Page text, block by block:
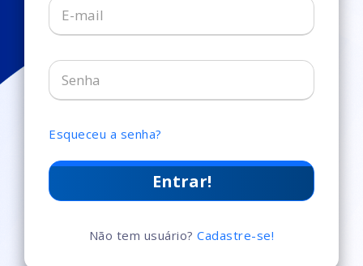
Esqueceu a senha?
Entrar!
Não tem usuário?Cadastre-se!